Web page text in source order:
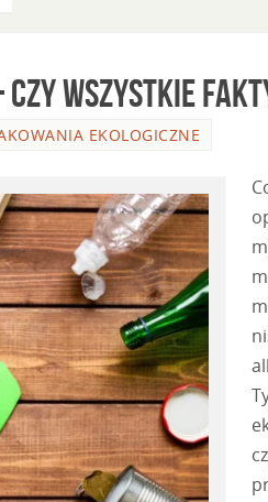
czy wszystkie
EKOLOGICZNE